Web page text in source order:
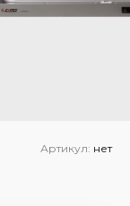
Артикул: нет